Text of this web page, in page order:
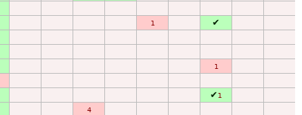
1
✔
1
✔1
4